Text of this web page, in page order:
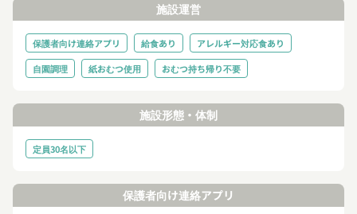
施設運営
保護者向け連絡アプリ 給食あり
アレルギー対応食あり
自園調理
紙おむつ使用 おむつ持ち帰り不要
施設形態・体制
定員30名以下
保護者向け連絡アプリ